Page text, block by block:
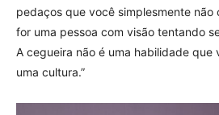
pedaços que você simplesmente não
for uma pessoa com visão tentando
A cegueira não é uma habilidade que
uma cultura.”